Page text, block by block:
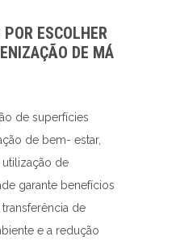
POR ESCOLHER
DE MÁ
de superfícies
de bem- estar,
de
garante benefícios
de
e a redução